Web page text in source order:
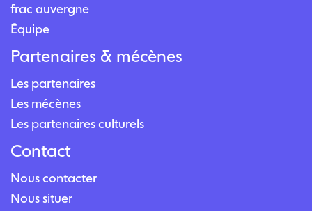
frac auvergne
Équipe
Partenaires & mécènes
Les partenaires
Les mécènes
Les partenaires culturels
Contact
Nous contacter
Nous situer